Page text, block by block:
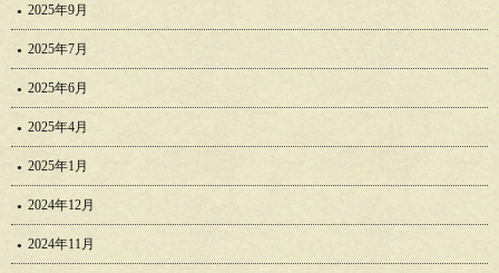
2025年9月
2025年7月
2025年6月
2025年4月
2025年1月
2024年12月
2024年11月